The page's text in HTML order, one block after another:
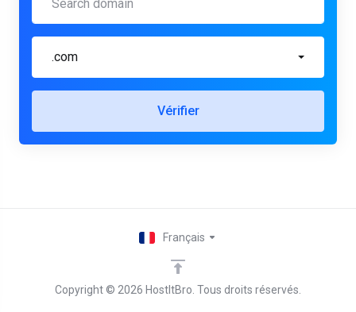
.com
Vérifier
Copyright © 2026 HostItBro. Tous droits réservés.
Français